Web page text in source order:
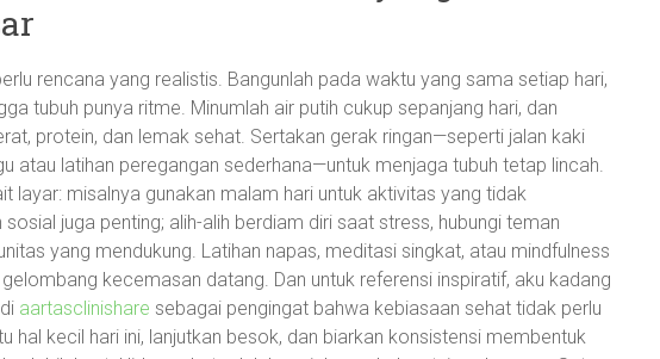
rencana yang realistis. Bangunlah pada waktu yang sama setiap hari,
tubuh punya ritme. Minumlah air putih cukup sepanjang hari, dan
protein, dan lemak sehat. Sertakan gerak ringan—seperti jalan kaki
atau latihan peregangan sederhana—untuk menjaga tubuh tetap lincah.
layar: misalnya gunakan malam hari untuk aktivitas yang tidak
juga penting; alih-alih berdiam diri saat stress, hubungi teman
yang mendukung. Latihan napas, meditasi singkat, atau mindfulness
kecemasan datang. Dan untuk referensi inspiratif, aku kadang
aartasclinishare sebagai pengingat bahwa kebiasaan sehat tidak perlu
hal kecil hari ini, lanjutkan besok, dan biarkan konsistensi membentuk